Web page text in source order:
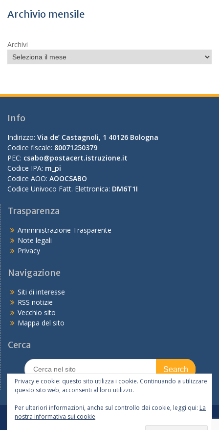
Archivio mensile
Archivi
Info
Indirizzo: Via de’ Castagnoli, 1 40126 Bologna
Codice fiscale: 80071250379
PEC: csabo@postacert.istruzione.it
Codice IPA: m_pi
Codice AOO: AOOCSABO
Codice Univoco Fatt. Elettronica: DM6T1I
Trasparenza
Amministrazione Trasparente
Note legali
Privacy
Navigazione
Siti di interesse
RSS notizie
Vecchio sito
Mappa del sito
Cerca
Search
for:
In primo piano
Privacy e cookie: questo sito utilizza i cookie. Continuando a utilizzare
questo sito web, acconsenti al loro utilizzo.
Per ulteriori informazioni, anche sul controllo dei cookie, leggi qui: La
nostra informativa sui cookie